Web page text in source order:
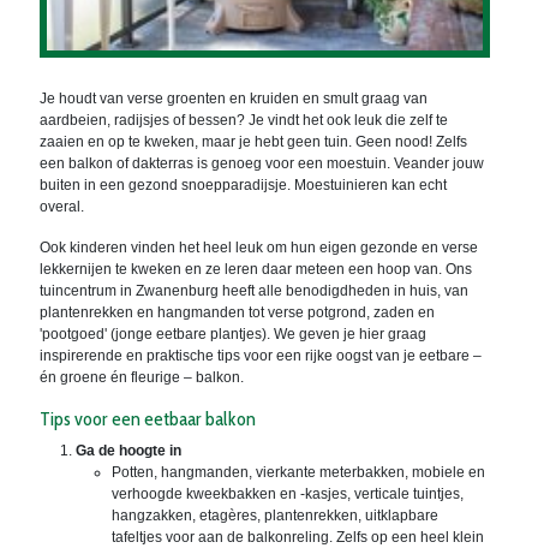
Je houdt van verse groenten en kruiden en smult graag van
aardbeien, radijsjes of bessen? Je vindt het ook leuk die zelf te
zaaien en op te kweken, maar je hebt geen tuin. Geen nood! Zelfs
een balkon of dakterras is genoeg voor een moestuin. Veander jouw
buiten in een gezond snoepparadijsje. Moestuinieren kan echt
overal.
Ook kinderen vinden het heel leuk om hun eigen gezonde en verse
lekkernijen te kweken en ze leren daar meteen een hoop van. Ons
tuincentrum in Zwanenburg heeft alle benodigdheden in huis, van
plantenrekken en hangmanden tot verse potgrond, zaden en
'pootgoed' (jonge eetbare plantjes). We geven je hier graag
inspirerende en praktische tips voor een rijke oogst van je eetbare –
én groene én fleurige – balkon.
Tips voor een eetbaar balkon
Ga de hoogte in
Potten, hangmanden, vierkante meterbakken, mobiele en
verhoogde kweekbakken en -kasjes, verticale tuintjes,
hangzakken, etagères, plantenrekken, uitklapbare
tafeltjes voor aan de balkonreling. Zelfs op een heel klein